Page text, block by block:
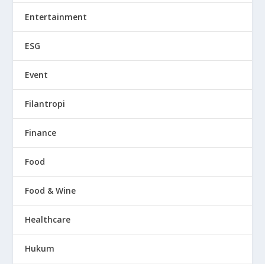
Entertainment
ESG
Event
Filantropi
Finance
Food
Food & Wine
Healthcare
Hukum